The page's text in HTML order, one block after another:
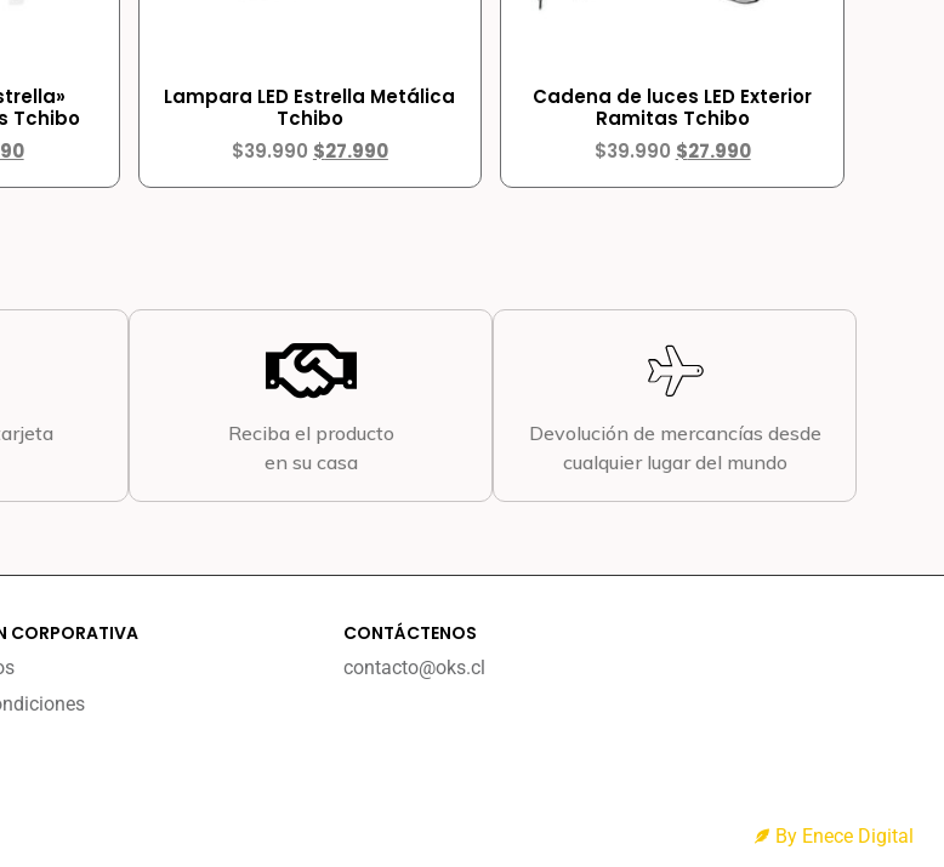
Tchibo
Lampara LED Estrella Metálica
Tchibo
$39.990 $27.990
Cadena de luces LED Exterior
Ramitas Tchibo
$39.990 $27.990
Reciba el producto
en su casa
Devolución de mercancías desde
cualquier lugar del mundo
CORPORATIVA CONTÁCTENOS
contacto@oks.cl
By Enece Digital